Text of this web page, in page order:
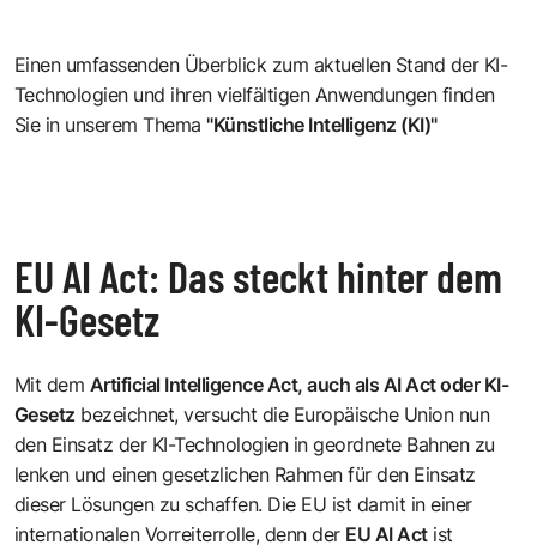
Einen umfassenden Überblick zum aktuellen Stand der KI-
Technologien und ihren vielfältigen Anwendungen finden
Sie in unserem Thema "Künstliche Intelligenz (KI)"
EU AI Act: Das steckt hinter dem
KI-Gesetz
Mit dem Artificial Intelligence Act, auch als AI Act oder KI-
Gesetz bezeichnet, versucht die Europäische Union nun
den Einsatz der KI-Technologien in geordnete Bahnen zu
lenken und einen gesetzlichen Rahmen für den Einsatz
dieser Lösungen zu schaffen. Die EU ist damit in einer
internationalen Vorreiterrolle, denn der EU AI Act ist